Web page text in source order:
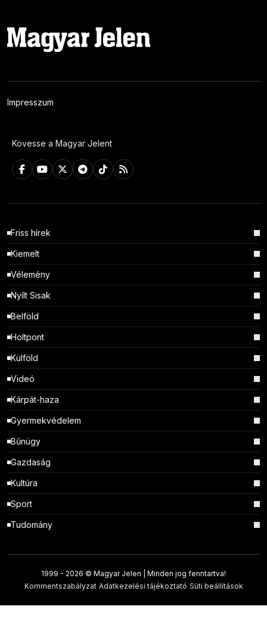
Impresszum
Kövesse a Magyar Jelent
Friss hírek
Kiemelt
Vélemény
Nyílt Sisak
Belföld
Holtpont
Külföld
Videó
Kárpát-haza
Gyermekvédelem
Bűnügy
Gazdaság
Kultúra
Sport
Tudomány
1999 - 2026 © Magyar Jelen | Minden jog fenntartva!
Kommentszabályzat Adatkezelési tájékoztató Süti beállítások